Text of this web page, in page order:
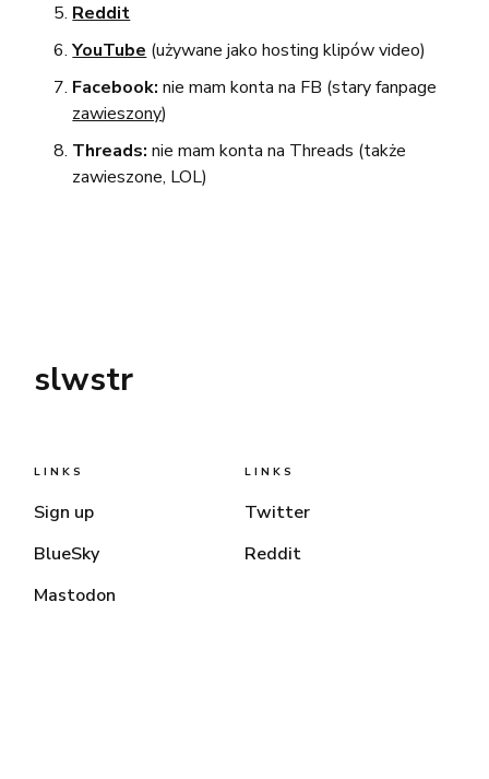
Reddit
YouTube(używane jako hosting klipów video)
Facebook:nie mam konta na FB (stary fanpage
zawieszony)
Threads:nie mam konta na Threads (także
zawieszone, LOL)
slwstr
LINKS
Sign up
BlueSky
Mastodon
LINKS
Twitter
Reddit